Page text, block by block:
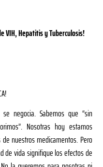
VIH, Hepatitis y Tuberculosis!
negocia. Sabemos que “sin
Nosotras hoy estamos
nuestros medicamentos. Pero
de vida signifique los efectos de